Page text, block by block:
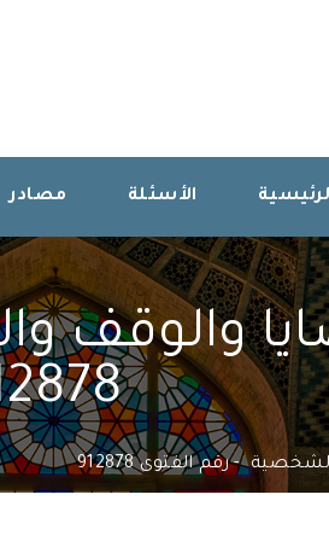
الأسئلة مصادر
والوقف
الشخصية رقم الفتوى 912878